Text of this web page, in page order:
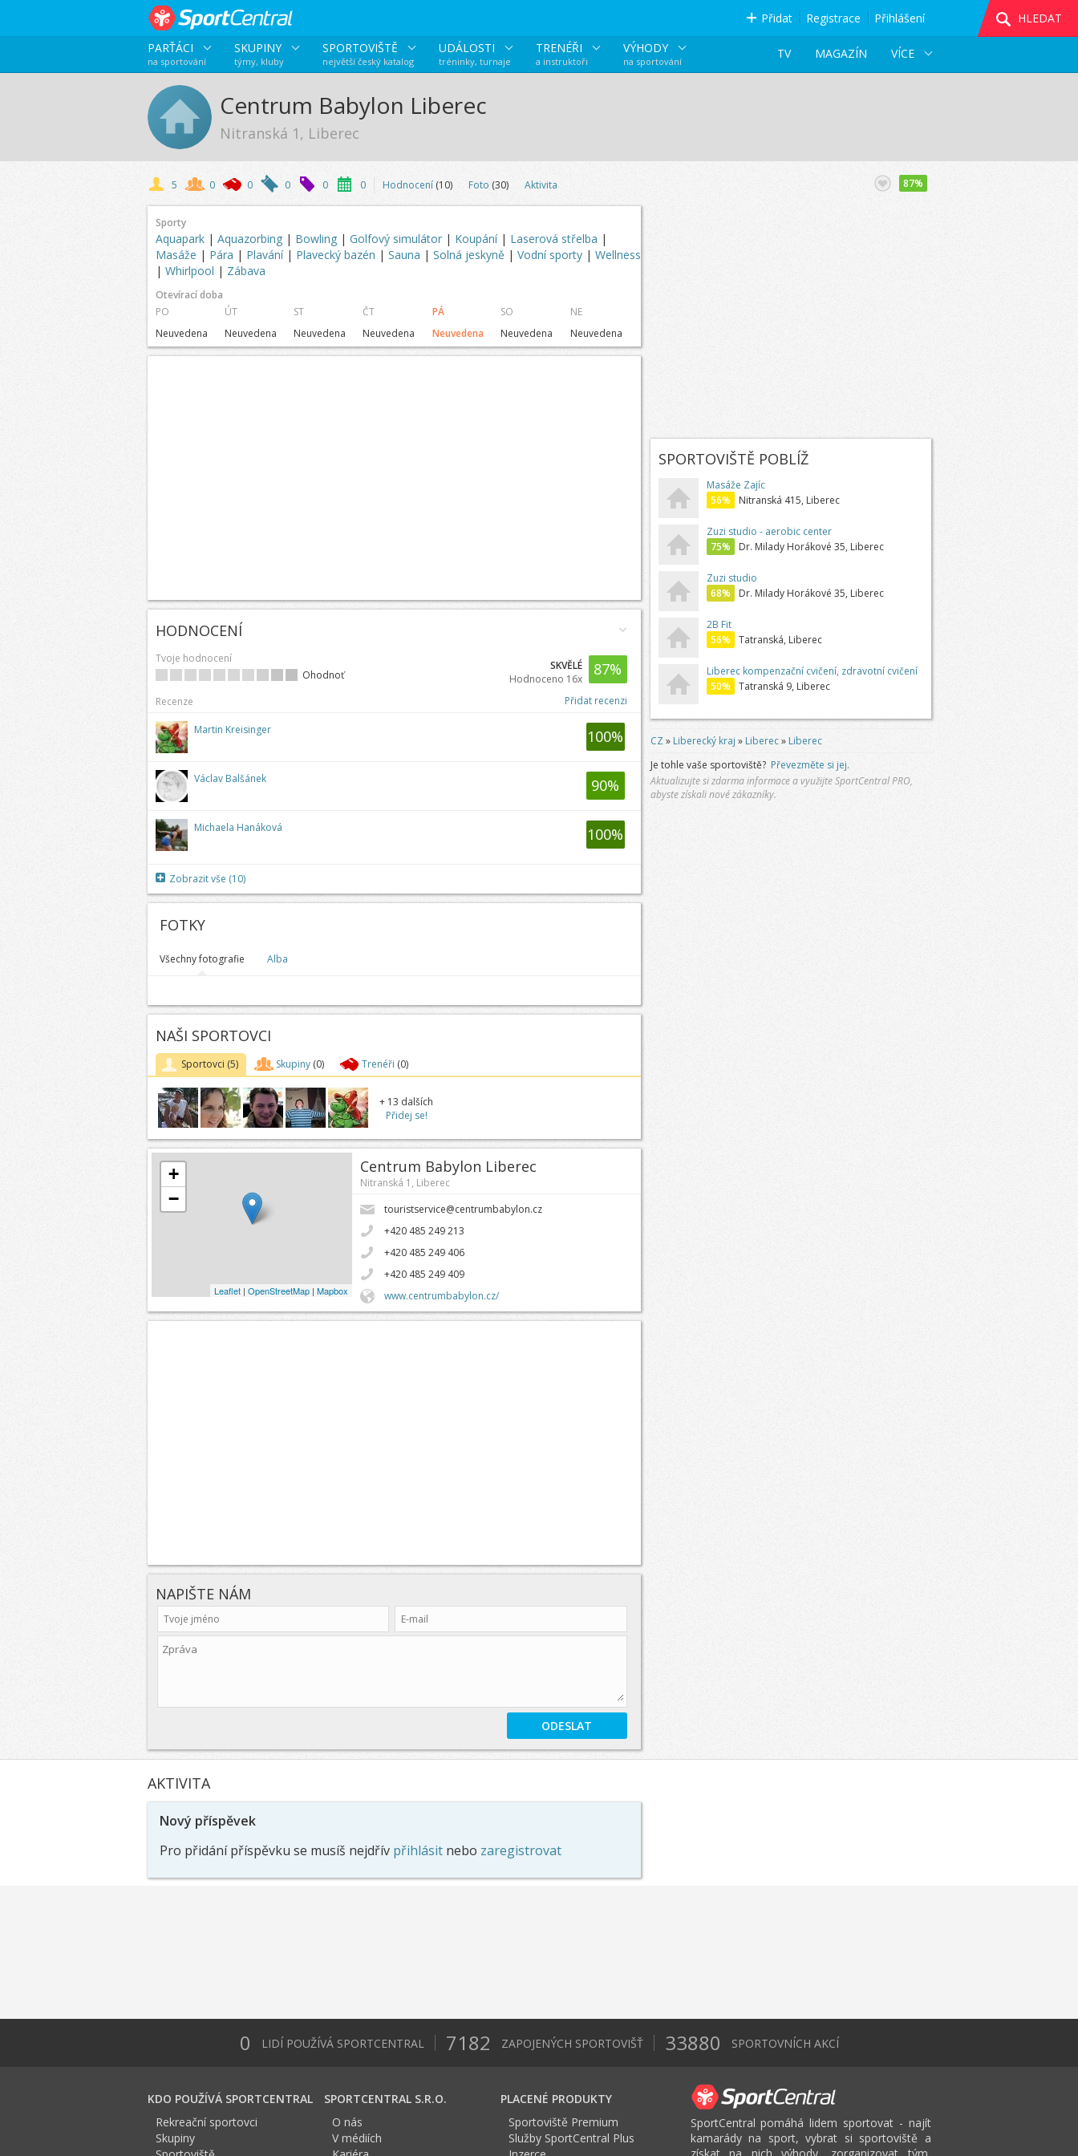
Přidat Registrace Přihlášení
HLEDAT
PARŤÁCI
na sportování
SKUPINY
týmy, kluby
SPORTOVIŠTĚ
největší český katalog
UDÁLOSTI
tréninky, turnaje
TRENÉŘI
a instruktoři
VÝHODY
na sportování
VÍCE
MAGAZÍN
TV
Centrum Babylon Liberec
Nitranská 1, Liberec
5 0 0 0 0 0 Hodnocení(10) Foto (30) Aktivita 87%
Sporty
Aquapark | Aquazorbing | Bowling | Golfový simulátor | Koupání | Laserová střelba |
Masáže | Pára | Plavání | Plavecký bazén | Sauna | Solná jeskyně | Vodní sporty | Wellness
| Whirlpool | Zábava
Otevírací doba
PO
ÚT ST ČT PÁ SO
NE
Neuvedena
Neuvedena Neuvedena Neuvedena Neuvedena Neuvedena Neuvedena
HODNOCENÍ
Tvoje hodnocení
Ohodnoť
87%
SKVĚLÉ
Hodnoceno 16x
Recenze
Přidat recenzi
Martin Kreisinger 100%
Václav Balšánek 90%
Michaela Hanáková 100%
Zobrazit vše (10)
FOTKY
Všechny fotografie Alba
NAŠI SPORTOVCI
Sportovci (5) Skupiny (0) Trenéři (0)
+ 13 dalších
Přidej se!
+
−
Leaflet| OpenStreetMap| Mapbox
Centrum Babylon Liberec
Nitranská 1, Liberec
touristservice@centrumbabylon.cz
+420 485 249 213
+420 485 249 406
+420 485 249 409
www.centrumbabylon.cz/
NAPIŠTE NÁM
SPORTOVIŠTĚ POBLÍŽ
Masáže Zajíc
56%
Nitranská 415, Liberec
Zuzi studio - aerobic center
75%
Dr. Milady Horákové 35, Liberec
Zuzi studio
68%
Dr. Milady Horákové 35, Liberec
2B Fit
56%
Tatranská, Liberec
Liberec kompenzační cvičení, zdravotní cvičení
50%
Tatranská 9, Liberec
CZ»Liberecký kraj »Liberec»Liberec
Je tohle vaše sportoviště? Převezměte si jej.
Aktualizujte si zdarma informace a využijte SportCentral PRO,
abyste získali nové zákazníky.
AKTIVITA
Nový příspěvek
Pro přidání příspěvku se musíš nejdřív přihlásitnebo zaregistrovat
0 LIDÍ POUŽÍVÁ SPORTCENTRAL 7182 ZAPOJENÝCH SPORTOVIŠŤ 33880 SPORTOVNÍCH AKCÍ
KDO POUŽÍVÁ SPORTCENTRAL
Rekreační sportovci
Skupiny
SPORTCENTRAL S.R.O.
O nás
V médiích
PLACENÉ PRODUKTY
Sportoviště Premium
Služby SportCentral Plus
SportCentral pomáhá lidem sportovat - najít
kamarády na sport, vybrat si sportoviště a